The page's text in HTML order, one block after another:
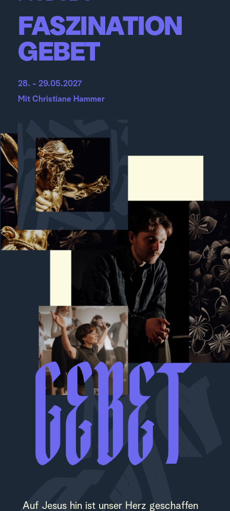
FASZINATION
GEBET
28. - 29.05.2027
Mit Christiane Hammer
Auf Jesus hin ist unser Herz geschaffen